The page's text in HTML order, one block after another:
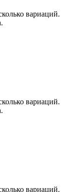
вариаций.
вариаций.
вариаций.